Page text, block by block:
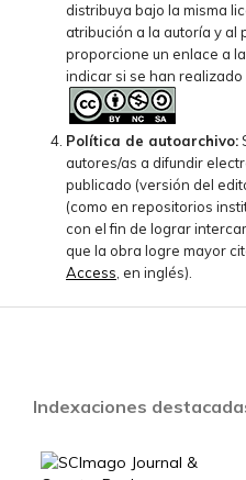
distribuya bajo la misma
atribución a la autoría y al
proporcione un enlace a
indicar si se han realizado
Política de autoarchivo:
autores/as a difundir
publicado (versión del
(como en repositorios
con el fin de lograr
que la obra logre mayor
Access, en inglés).
Indexaciones